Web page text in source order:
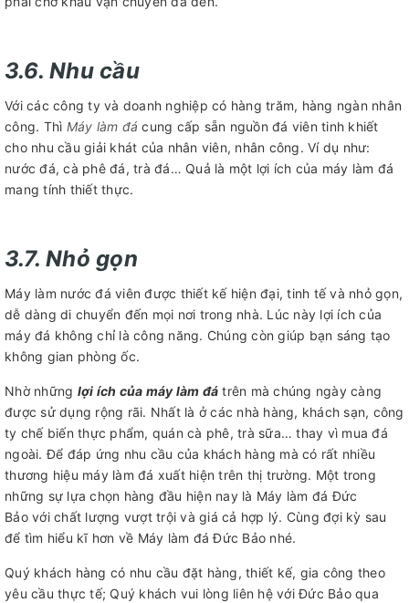
3.6. Nhu cầu
Với các công ty và doanh nghiệp có hàng trăm, hàng ngàn nhân
công. Thì Máy làm đá cung cấp sẵn nguồn đá viên tinh khiết
cho nhu cầu giải khát của nhân viên, nhân công. Ví dụ như:
nước đá, cà phê đá, trà đá… Quả là một lợi ích của máy làm đá
mang tính thiết thực.
3.7. Nhỏ gọn
Máy làm nước đá viên được thiết kế hiện đại, tinh tế và nhỏ gọn,
dễ dàng di chuyển đến mọi nơi trong nhà. Lúc này lợi ích của
máy đá không chỉ là công năng. Chúng còn giúp bạn sáng tạo
không gian phòng ốc.
Nhờ những lợi ích của máy làm đá trên mà chúng ngày càng
được sử dụng rộng rãi. Nhất là ở các nhà hàng, khách sạn, công
ty chế biến thực phẩm, quán cà phê, trà sữa… thay vì mua đá
ngoài. Để đáp ứng nhu cầu của khách hàng mà có rất nhiều
thương hiệu máy làm đá xuất hiện trên thị trường. Một trong
những sự lựa chọn hàng đầu hiện nay là Máy làm đá Đức
Bảo với chất lượng vượt trội và giá cả hợp lý. Cùng đợi kỳ sau
để tìm hiểu kĩ hơn về Máy làm đá Đức Bảo nhé.
Quý khách hàng có nhu cầu đặt hàng, thiết kế, gia công theo
yêu cầu thực tế; Quý khách vui lòng liên hệ với Đức Bảo qua